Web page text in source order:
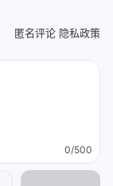
匿名评论 隐私政策
0/500